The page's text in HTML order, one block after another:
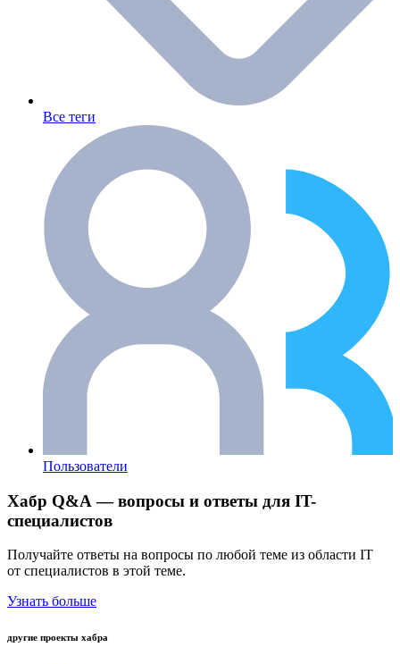
Все теги
Пользователи
Хабр Q&A — вопросы и ответы для IT-
специалистов
Получайте ответы на вопросы по любой теме из области IT
от специалистов в этой теме.
Узнать больше
другие проекты хабра